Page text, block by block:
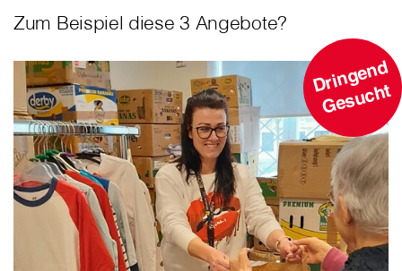
Zum Beispiel diese 3 Angebote?
D
ri
n
g
e
n
d
G
e
s
u
c
ht